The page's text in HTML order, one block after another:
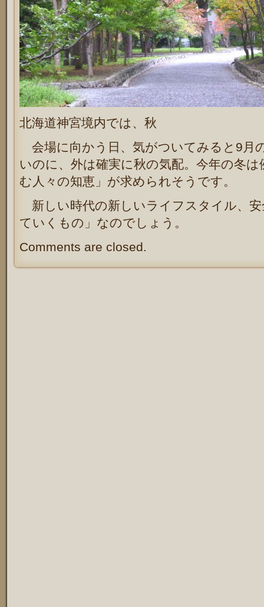
北海道神宮境内では、秋
会場に向かう日、気がついてみると9月
いのに、外は確実に秋の気配。今年の冬
む人々の知恵」が求められそうです。
新しい時代の新しいライフスタイル、安
ていくもの」なのでしょう。
Comments are closed.